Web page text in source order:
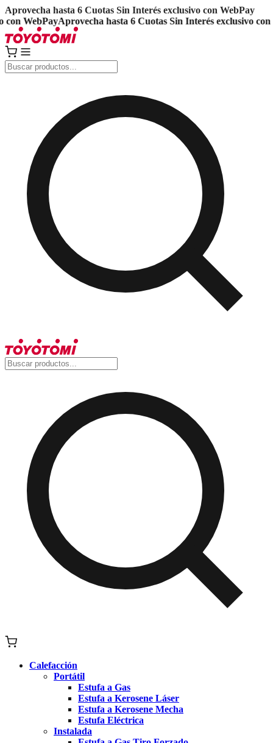
Aprovecha hasta 6 Cuotas Sin Interés exclusivo con WebPay
WebPayAprovecha hasta 6 Cuotas Sin Interés exclusivo con
Calefacción
Portátil
Estufa a Gas
Estufa a Kerosene Láser
Estufa a Kerosene Mecha
Estufa Eléctrica
Instalada